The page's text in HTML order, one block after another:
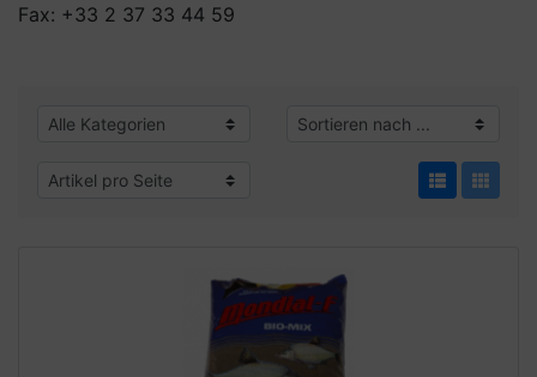
Fax: +33 2 37 33 44 59